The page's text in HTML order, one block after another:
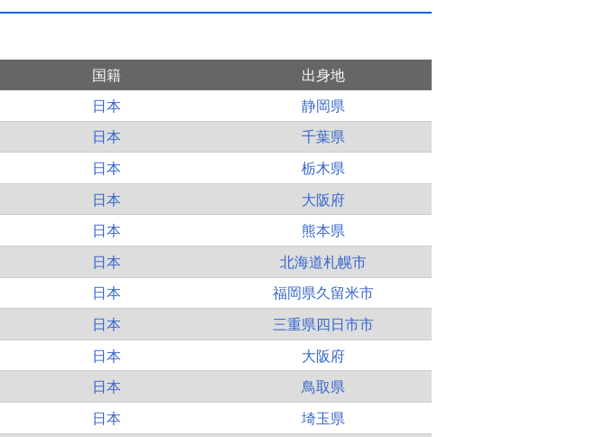
国籍
出身地
日本
静岡県
日本
千葉県
日本
栃木県
日本
大阪府
日本
熊本県
日本
北海道札幌市
日本
福岡県久留米市
日本
三重県四日市市
日本
大阪府
日本
鳥取県
日本
埼玉県